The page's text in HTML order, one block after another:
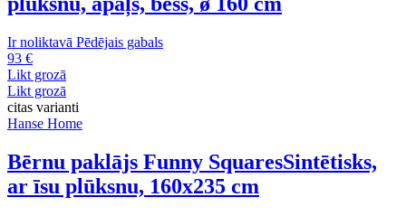
Ir noliktavā Pēdējais gabals
93 €
Likt grozā
Likt grozā
citas varianti
Hanse Home
Bērnu paklājs Funny SquaresSintētisks,
ar īsu plūksnu, 160x235 cm